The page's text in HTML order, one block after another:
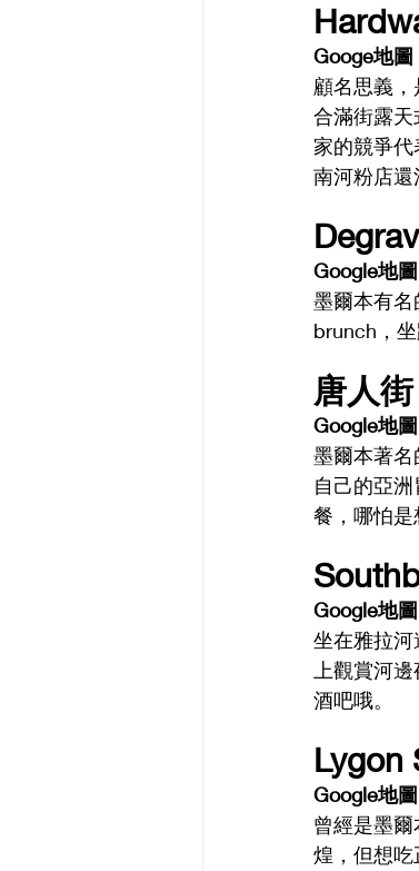
Googe地圖
顧名思義
合滿街露
家的競爭
南河粉店還
Google地圖
墨爾本有
brunch，
唐人
Google地圖
墨爾本著
自己的亞
餐，哪怕是
Google地圖
坐在雅拉
上觀賞河
酒吧哦。
Google地圖
曾經是墨
煌，但想吃